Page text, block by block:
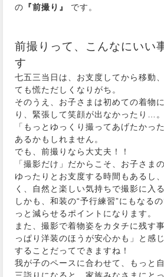
の 『前撮り』 です。
前撮りって、こんなにいい
す
七五三当日は、お支度してから移動
ても慌ただしくなりがち。
そのうえ、お子さまは初めての着物
り、緊張して笑顔が出なかったり…。
「もっとゆっくり撮ってあげたかっ
あるかもしれません。
でも、前撮りなら大丈夫！！
「撮影だけ」だからこそ、お子さま
ゆったりとお支度する時間もあるし
く、自然と楽しい気持ちで撮影に入
しかも、和装の“予行練習”にもなる
っと減らせるポイントになります。
また、撮影で着物姿をカタチに残す
っぱり洋装のほうが安心かも」と感
することだってできますね！
我が子のペースに合わせて、もっと
三詣りになると、家族みなさまにと